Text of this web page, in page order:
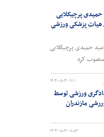
حمیدی پرچیکلایی
پزشکی ورزشی
حمیدی پرچیکلایی
منصوب کرد
۱۴۰۳-۰۵-۲۱ ۰۹:۱۰
ورزشی توسط
مازندران
۱۴۰۳-۰۵-۲۱ ۰۸:۵۳